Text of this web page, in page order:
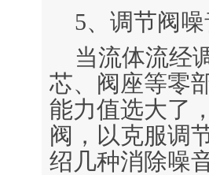
5、调节阀
当流体流经
芯、阀座等零
能力值选大了
阀，以克服调
绍几种消除噪